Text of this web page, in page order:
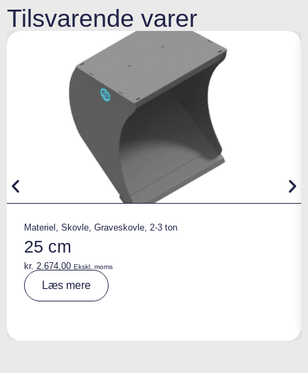
Tilsvarende varer
Materiel , Skovle, Graveskovle, 2-3 ton
25 cm
kr. 2.674,00 Ekskl. moms
Læs mere